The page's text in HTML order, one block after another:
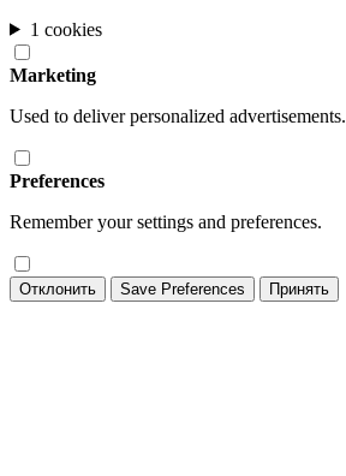
1 cookies
Marketing
Used to deliver personalized advertisements.
Preferences
Remember your settings and preferences.
Отклонить Save Preferences Принять